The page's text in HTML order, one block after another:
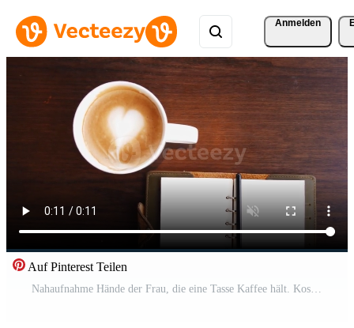
Anmelden
Auf Pinterest Teilen
Nahaufnahme Hände der Frau, die eine Tasse Kaffee hält. Kostenloses Video